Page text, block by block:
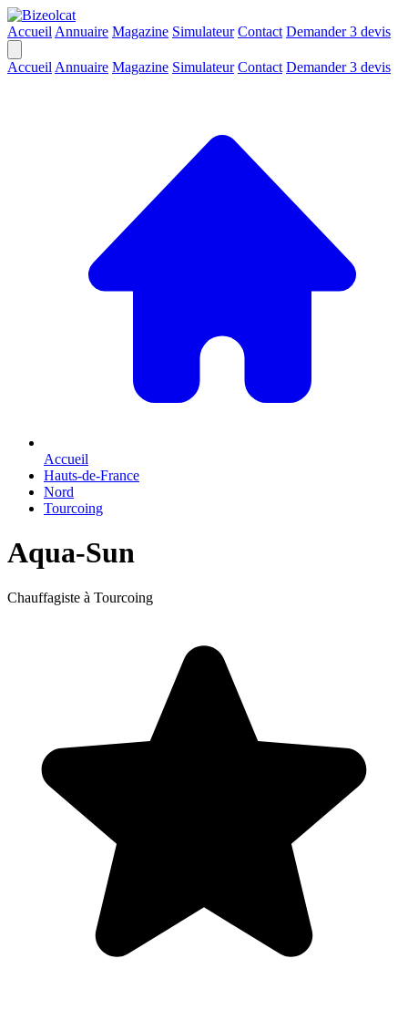
Accueil Annuaire Magazine Simulateur Contact Demander 3 devis
Accueil Annuaire Magazine Simulateur Contact Demander 3 devis
Accueil
Hauts-de-France
Nord
Tourcoing
Aqua-Sun
Chauffagiste à Tourcoing